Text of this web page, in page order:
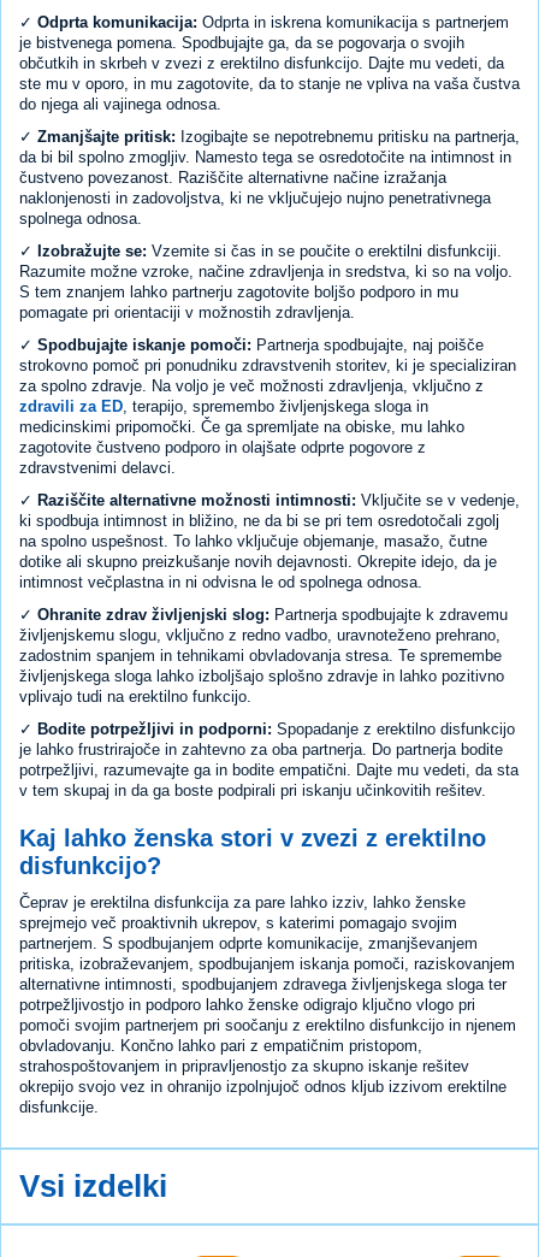
✓ Odprta komunikacija: Odprta in iskrena komunikacija s partnerjem
je bistvenega pomena. Spodbujajte ga, da se pogovarja o svojih
občutkih in skrbeh v zvezi z erektilno disfunkcijo. Dajte mu vedeti, da
ste mu v oporo, in mu zagotovite, da to stanje ne vpliva na vaša čustva
do njega ali vajinega odnosa.
✓ Zmanjšajte pritisk: Izogibajte se nepotrebnemu pritisku na partnerja,
da bi bil spolno zmogljiv. Namesto tega se osredotočite na intimnost in
čustveno povezanost. Raziščite alternativne načine izražanja
naklonjenosti in zadovoljstva, ki ne vključujejo nujno penetrativnega
spolnega odnosa.
✓ Izobražujte se: Vzemite si čas in se poučite o erektilni disfunkciji.
Razumite možne vzroke, načine zdravljenja in sredstva, ki so na voljo.
S tem znanjem lahko partnerju zagotovite boljšo podporo in mu
pomagate pri orientaciji v možnostih zdravljenja.
✓ Spodbujajte iskanje pomoči: Partnerja spodbujajte, naj poišče
strokovno pomoč pri ponudniku zdravstvenih storitev, ki je specializiran
za spolno zdravje. Na voljo je več možnosti zdravljenja, vključno z
zdravili za ED , terapijo, spremembo življenjskega sloga in
medicinskimi pripomočki. Če ga spremljate na obiske, mu lahko
zagotovite čustveno podporo in olajšate odprte pogovore z
zdravstvenimi delavci.
✓ Raziščite alternativne možnosti intimnosti: Vključite se v vedenje,
ki spodbuja intimnost in bližino, ne da bi se pri tem osredotočali zgolj
na spolno uspešnost. To lahko vključuje objemanje, masažo, čutne
dotike ali skupno preizkušanje novih dejavnosti. Okrepite idejo, da je
intimnost večplastna in ni odvisna le od spolnega odnosa.
✓ Ohranite zdrav življenjski slog: Partnerja spodbujajte k zdravemu
življenjskemu slogu, vključno z redno vadbo, uravnoteženo prehrano,
zadostnim spanjem in tehnikami obvladovanja stresa. Te spremembe
življenjskega sloga lahko izboljšajo splošno zdravje in lahko pozitivno
vplivajo tudi na erektilno funkcijo.
✓ Bodite potrpežljivi in podporni: Spopadanje z erektilno disfunkcijo
je lahko frustrirajoče in zahtevno za oba partnerja. Do partnerja bodite
potrpežljivi, razumevajte ga in bodite empatični. Dajte mu vedeti, da sta
v tem skupaj in da ga boste podpirali pri iskanju učinkovitih rešitev.
Kaj lahko ženska stori v zvezi z erektilno
disfunkcijo?
Čeprav je erektilna disfunkcija za pare lahko izziv, lahko ženske
sprejmejo več proaktivnih ukrepov, s katerimi pomagajo svojim
partnerjem. S spodbujanjem odprte komunikacije, zmanjševanjem
pritiska, izobraževanjem, spodbujanjem iskanja pomoči, raziskovanjem
alternativne intimnosti, spodbujanjem zdravega življenjskega sloga ter
potrpežljivostjo in podporo lahko ženske odigrajo ključno vlogo pri
pomoči svojim partnerjem pri soočanju z erektilno disfunkcijo in njenem
obvladovanju. Končno lahko pari z empatičnim pristopom,
strahospoštovanjem in pripravljenostjo za skupno iskanje rešitev
okrepijo svojo vez in ohranijo izpolnjujoč odnos kljub izzivom erektilne
disfunkcije.
Vsi izdelki